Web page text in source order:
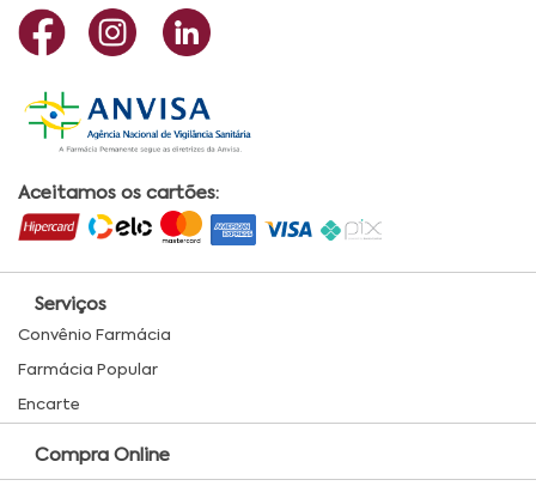
Aceitamos os cartões:
Serviços
Convênio Farmácia
Farmácia Popular
Encarte
Compra Online